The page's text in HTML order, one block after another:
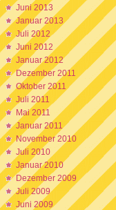
Juni 2013
Januar 2013
Juli 2012
Juni 2012
Januar 2012
Dezember 2011
Oktober 2011
Juli 2011
Mai 2011
Januar 2011
November 2010
Juli 2010
Januar 2010
Dezember 2009
Juli 2009
Juni 2009